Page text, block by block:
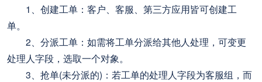
1、创建工单：客户、客服、第三方应用皆可创建工
单。
2、分派工单：如需将工单分派给其他人处理，可变更
处理人字段，选取一个对象。
3、抢单(未分派的)：若工单的处理人字段为客服组，而